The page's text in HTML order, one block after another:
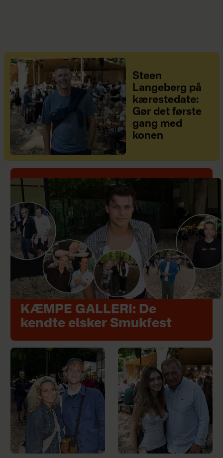
Steen
Langeberg på
kærestedate:
Gør det første
gang med
konen
KÆMPE GALLERI: De
kendte elsker Smukfest